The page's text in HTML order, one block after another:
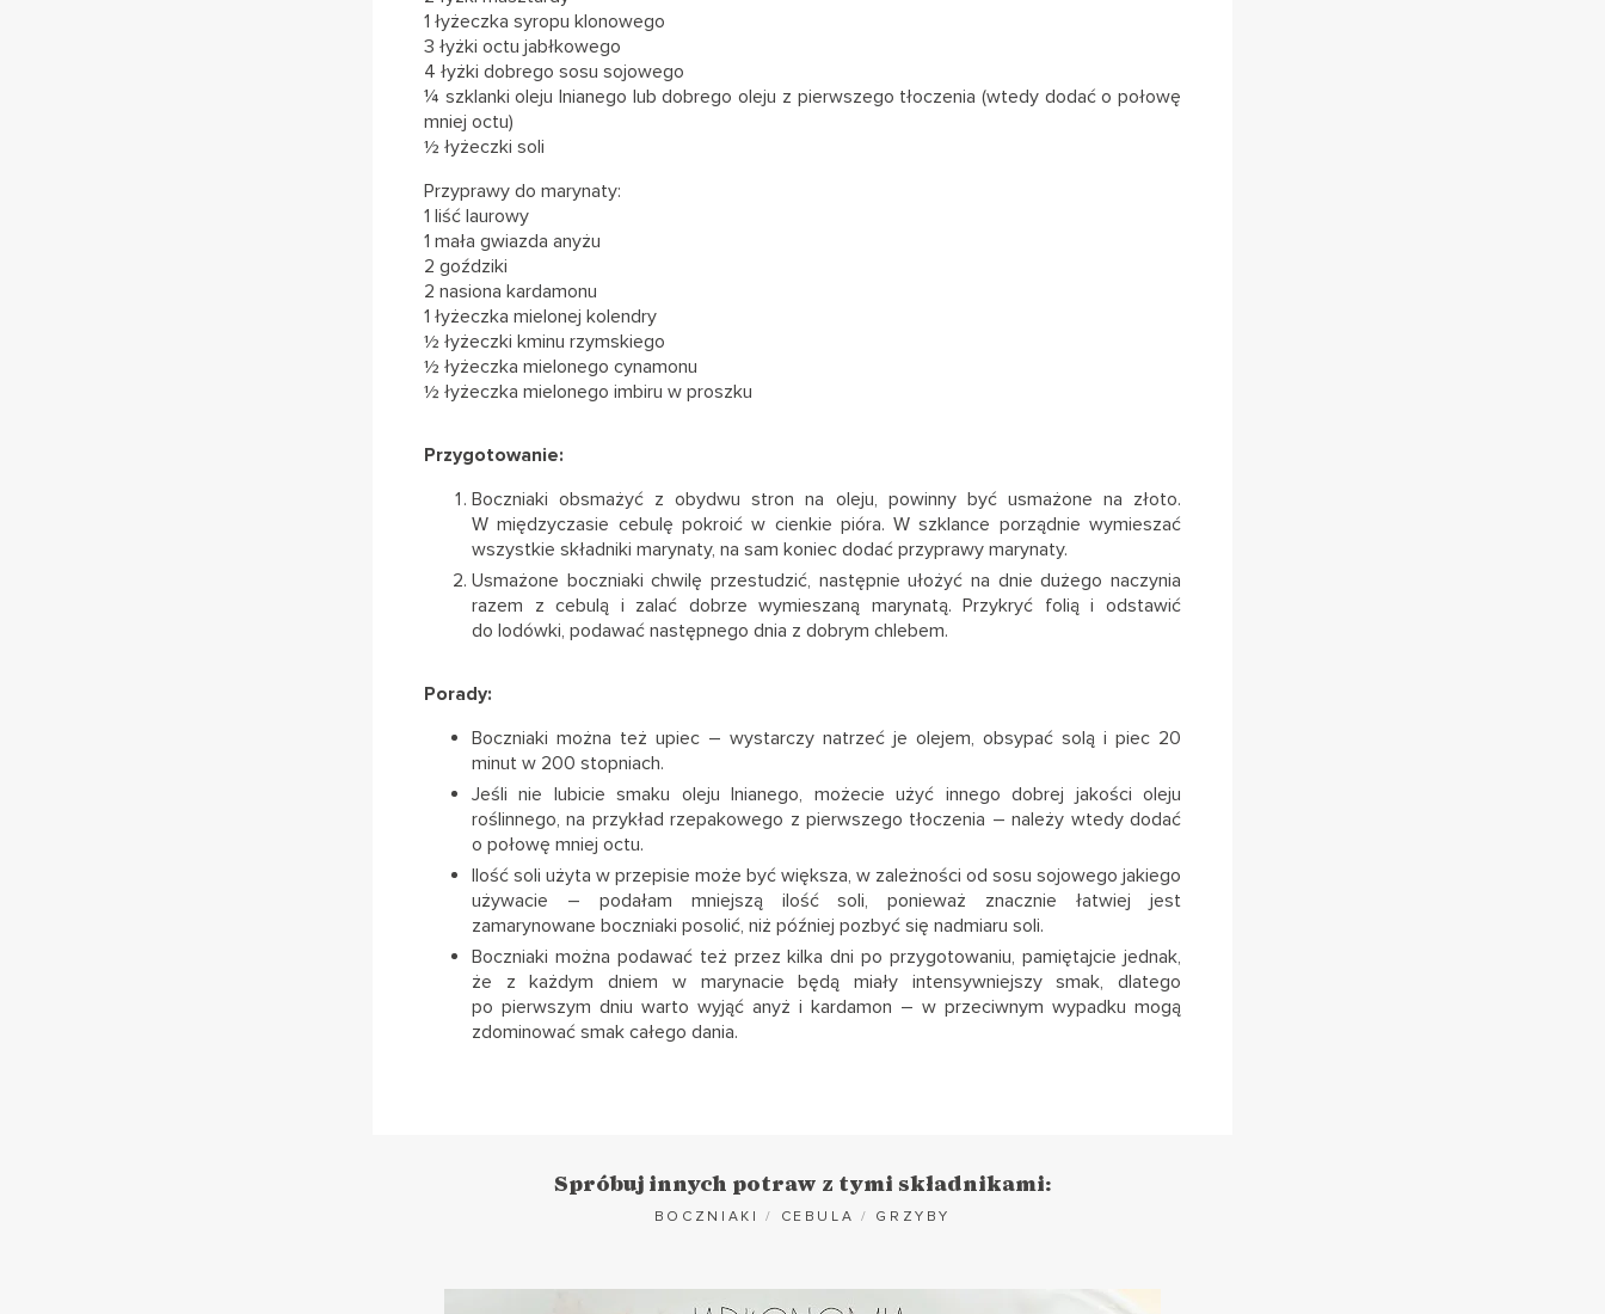
1 łyżeczka syropu klonowego
3 łyżki octu jabłkowego
4 łyżki dobrego sosu sojowego
¼ szklanki oleju lnianego lub dobrego oleju z pierwszego tłoczenia (wtedy dodać o połowę
mniej octu)
½ łyżeczki soli
Przyprawy do marynaty:
1 liść laurowy
1 mała gwiazda anyżu
2 goździki
2 nasiona kardamonu
1 łyżeczka mielonej kolendry
½ łyżeczki kminu rzymskiego
½ łyżeczka mielonego cynamonu
½ łyżeczka mielonego imbiru w proszku
Przygotowanie:
Boczniaki obsmażyć z obydwu stron na oleju, powinny być usmażone na złoto.
W międzyczasie cebulę pokroić w cienkie pióra. W szklance porządnie wymieszać
wszystkie składniki marynaty, na sam koniec dodać przyprawy marynaty.
Usmażone boczniaki chwilę przestudzić, następnie ułożyć na dnie dużego naczynia
razem z cebulą i zalać dobrze wymieszaną marynatą. Przykryć folią i odstawić
do lodówki, podawać następnego dnia z dobrym chlebem.
Porady:
Boczniaki można też upiec – wystarczy natrzeć je olejem, obsypać solą i piec 20
minut w 200 stopniach.
Jeśli nie lubicie smaku oleju lnianego, możecie użyć innego dobrej jakości oleju
roślinnego, na przykład rzepakowego z pierwszego tłoczenia – należy wtedy dodać
o połowę mniej octu.
Ilość soli użyta w przepisie może być większa, w zależności od sosu sojowego jakiego
używacie – podałam mniejszą ilość soli, ponieważ znacznie łatwiej jest
zamarynowane boczniaki posolić, niż później pozbyć się nadmiaru soli.
Boczniaki można podawać też przez kilka dni po przygotowaniu, pamiętajcie jednak,
że z każdym dniem w marynacie będą miały intensywniejszy smak, dlatego
po pierwszym dniu warto wyjąć anyż i kardamon – w przeciwnym wypadku mogą
zdominować smak całego dania.
Spróbuj innych potraw z tymi składnikami:
BOCZNIAKI / CEBULA / GRZYBY